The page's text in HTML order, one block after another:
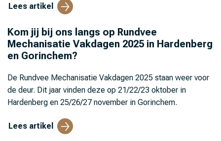
Lees artikel
Kom jij bij ons langs op Rundvee
Mechanisatie Vakdagen 2025 in Hardenberg
en Gorinchem?
De Rundvee Mechanisatie Vakdagen 2025 staan weer voor
de deur. Dit jaar vinden deze op 21/22/23 oktober in
Hardenberg en 25/26/27 november in Gorinchem.
Lees artikel